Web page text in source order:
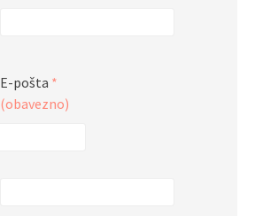
E-pošta *
(obavezno)